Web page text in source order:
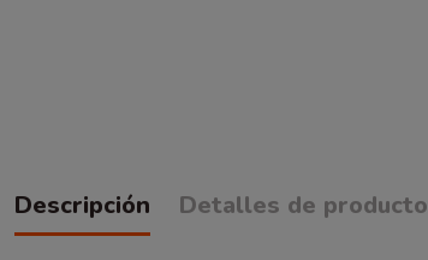
Descripción Detalles de producto